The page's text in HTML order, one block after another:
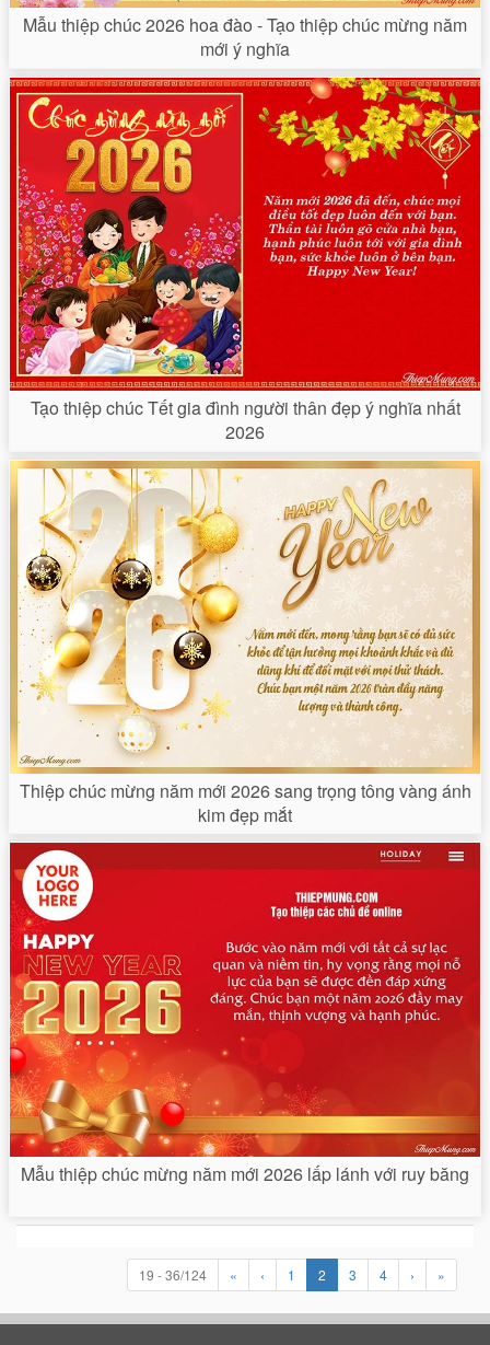
Mẫu thiệp chúc 2026 hoa đào - Tạo thiệp chúc mừng năm
mới ý nghĩa
Tạo thiệp chúc Tết gia đình người thân đẹp ý nghĩa nhất
2026
Thiệp chúc mừng năm mới 2026 sang trọng tông vàng ánh
kim đẹp mắt
Mẫu thiệp chúc mừng năm mới 2026 lấp lánh với ruy băng
19 - 36/124 « ‹ 1 2 3 4 › »